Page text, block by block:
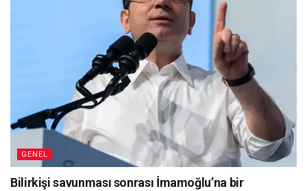
GENEL
Bilirkişi savunması sonrası İmamoğlu’na bir